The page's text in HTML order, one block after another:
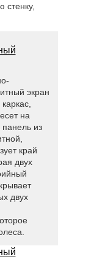
стенку,
экран
на
из
край
двух
двух